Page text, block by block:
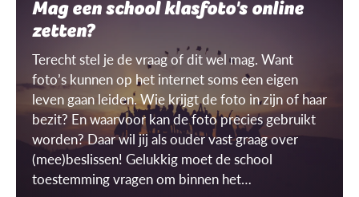
Mag een school klasfoto's online
zetten?
Terecht stel je de vraag of dit wel mag. Want
foto’s kunnen op het internet soms een eigen
leven gaan leiden. Wie krijgt de foto in zijn of haar
bezit? En waarvoor kan de foto precies gebruikt
worden? Daar wil jij als ouder vast graag over
(mee)beslissen! Gelukkig moet de school
toestemming vragen om binnen het